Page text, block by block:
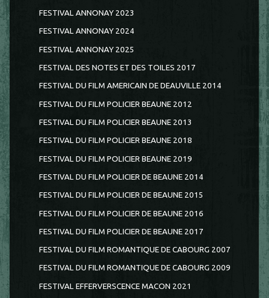
FESTIVAL ANNONAY 2023
FESTIVAL ANNONAY 2024
FESTIVAL ANNONAY 2025
FESTIVAL DES NOTES ET DES TOILES 2017
FESTIVAL DU FILM AMERICAIN DE DEAUVILLE 2014
FESTIVAL DU FILM POLICIER BEAUNE 2012
FESTIVAL DU FILM POLICIER BEAUNE 2013
FESTIVAL DU FILM POLICIER BEAUNE 2018
FESTIVAL DU FILM POLICIER BEAUNE 2019
FESTIVAL DU FILM POLICIER DE BEAUNE 2014
FESTIVAL DU FILM POLICIER DE BEAUNE 2015
FESTIVAL DU FILM POLICIER DE BEAUNE 2016
FESTIVAL DU FILM POLICIER DE BEAUNE 2017
FESTIVAL DU FILM ROMANTIQUE DE CABOURG 2007
FESTIVAL DU FILM ROMANTIQUE DE CABOURG 2009
FESTIVAL EFFERVERSCENCE MACON 2021